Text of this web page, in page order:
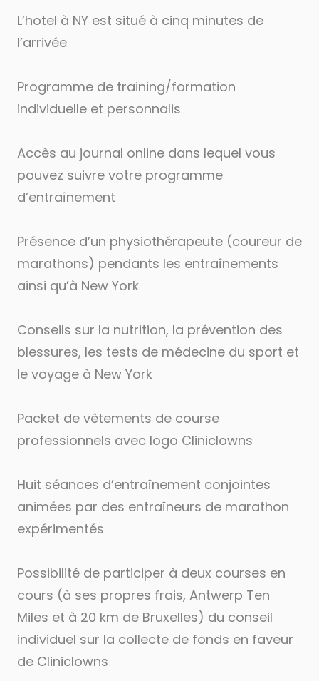
L’hotel à NY est situé à cinq minutes de
l’arrivée
Programme de training/formation
individuelle et personnalis
Accès au journal online dans lequel vous
pouvez suivre votre programme
d’entraînement
Présence d’un physiothérapeute (coureur de
marathons) pendants les entraînements
ainsi qu’à New York
Conseils sur la nutrition, la prévention des
blessures, les tests de médecine du sport et
le voyage à New York
Packet de vêtements de course
professionnels avec logo Cliniclowns
Huit séances d’entraînement conjointes
animées par des entraîneurs de marathon
expérimentés
Possibilité de participer à deux courses en
cours (à ses propres frais, Antwerp Ten
Miles et à 20 km de Bruxelles) du conseil
individuel sur la collecte de fonds en faveur
de Cliniclowns